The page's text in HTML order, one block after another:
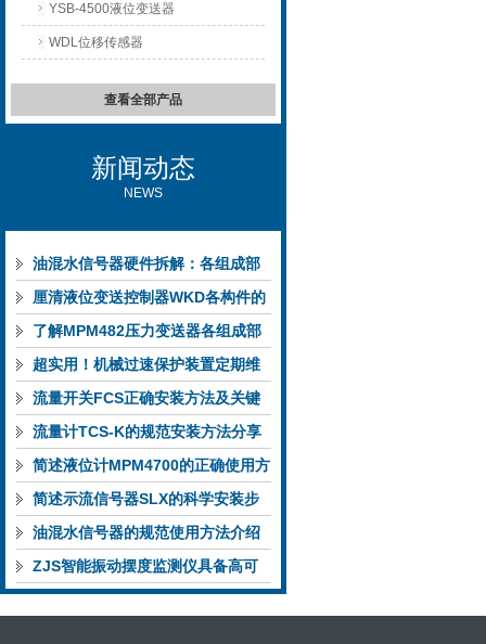
YSB-4500液位变送器
WDL位移传感器
查看全部产品
新闻动态
NEWS
油混水信号器硬件拆解：各组成部
件的功能特点与性能指标
厘清液位变送控制器WKD各构件的
功能特性稳定完成液位监测
了解MPM482压力变送器各组成部
件功能特点有助于提升选型合理性
超实用！机械过速保护装置定期维
护保养方法大汇总
流量开关FCS正确安装方法及关键
要点专业分享
流量计TCS-K的规范安装方法分享
简述液位计MPM4700的正确使用方
法
简述示流信号器SLX的科学安装步
骤
油混水信号器的规范使用方法介绍
ZJS智能振动摆度监测仪具备高可
靠性与自诊断能力